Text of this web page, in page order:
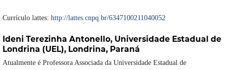
Currículo lattes: http://lattes.cnpq.br/6347100211040052
Ideni Terezinha Antonello, Universidade Estadual de
Londrina (UEL), Londrina, Paraná
Atualmente é Professora Associada da Universidade Estadual de